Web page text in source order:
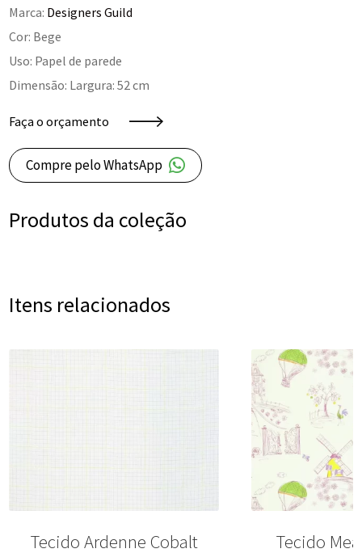
Marca: Designers Guild
Cor: Bege
Uso: Papel de parede
Dimensão: Largura: 52 cm
Faça o orçamento
Compre pelo WhatsApp
Produtos da coleção
Itens relacionados
Tecido Ardenne Cobalt Tecido